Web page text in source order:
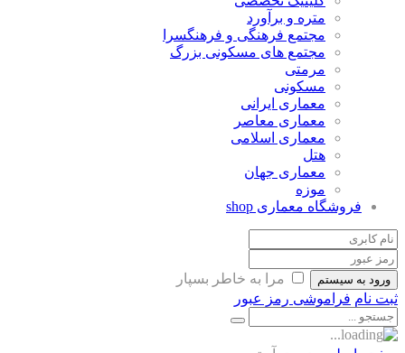
متره و برآورد
مجتمع فرهنگی و فرهنگسرا
مجتمع های مسکونی بزرگ
مرمتی
مسکونی
معماری ایرانی
معماری معاصر
معماری اسلامی
هتل
معماری جهان
موزه
فروشگاه معماری shop
ورود به سیستم
مرا به خاطر بسپار
ثبت نام فراموشی رمز عبور